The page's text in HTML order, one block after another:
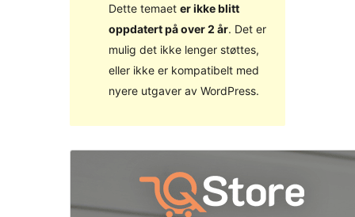
Dette temaet er ikke blitt
oppdatert på over 2 år. Det er
mulig det ikke lenger støttes,
eller ikke er kompatibelt med
nyere utgaver av WordPress.